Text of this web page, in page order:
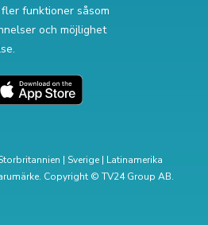
funktioner såsom
och möjlighet
| Sverige| Latinamerika
Copyright © TV24 Group AB.